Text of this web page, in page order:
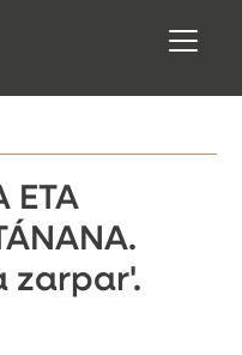
ETA
zarpar'.